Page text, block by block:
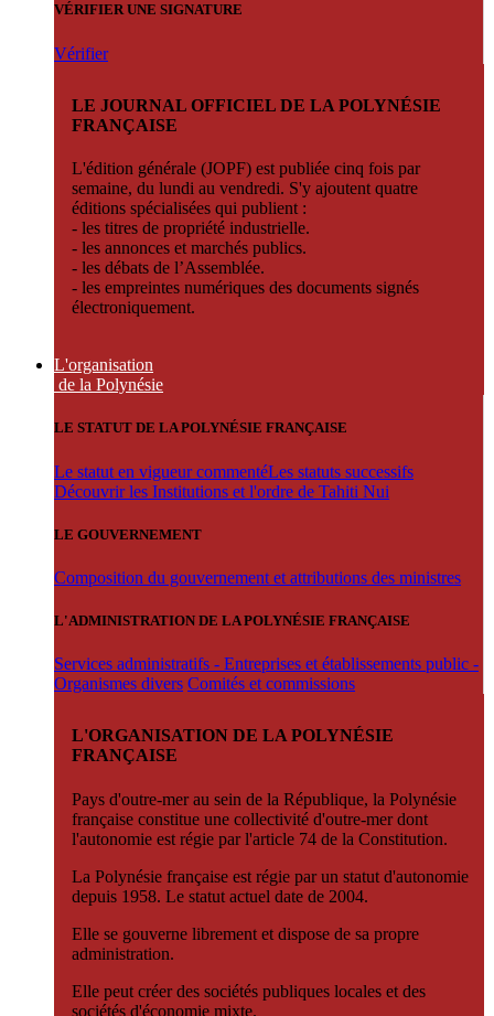
VÉRIFIER UNE SIGNATURE
Vérifier
LE JOURNAL OFFICIEL DE LA POLYNÉSIE
FRANÇAISE
L'édition générale (JOPF) est publiée cinq fois par
semaine, du lundi au vendredi. S'y ajoutent quatre
éditions spécialisées qui publient :
- les titres de propriété industrielle.
- les annonces et marchés publics.
- les débats de l’Assemblée.
- les empreintes numériques des documents signés
électroniquement.
L'organisation
de la Polynésie
LE STATUT DE LA POLYNÉSIE FRANÇAISE
Le statut en vigueur commentéLes statuts successifs
Découvrir les Institutions et l'ordre de Tahiti Nui
LE GOUVERNEMENT
Composition du gouvernement et attributions des ministres
L'ADMINISTRATION DE LA POLYNÉSIE FRANÇAISE
Services administratifs - Entreprises et établissements public -
Organismes divers Comités et commissions
L'ORGANISATION DE LA POLYNÉSIE
FRANÇAISE
Pays d'outre-mer au sein de la République, la Polynésie
française constitue une collectivité d'outre-mer dont
l'autonomie est régie par l'article 74 de la Constitution.
La Polynésie française est régie par un statut d'autonomie
depuis 1958. Le statut actuel date de 2004.
Elle se gouverne librement et dispose de sa propre
administration.
Elle peut créer des sociétés publiques locales et des
sociétés d'économie mixte.